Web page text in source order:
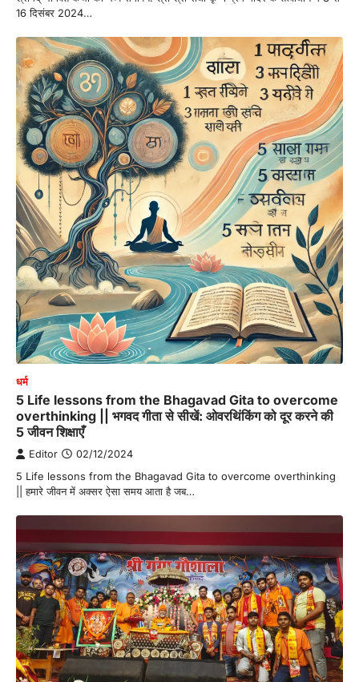
16 दिसंबर 2024…
धर्म
5 Life lessons from the Bhagavad Gita to overcome
overthinking || भगवद गीता से सीखें: ओवरथिंकिंग को दूर करने की
5 जीवन शिक्षाएँ
Editor 02/12/2024
5 Life lessons from the Bhagavad Gita to overcome overthinking
|| हमारे जीवन में अक्सर ऐसा समय आता है जब…